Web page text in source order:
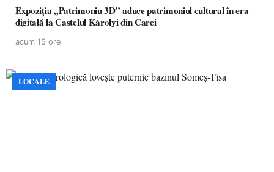
Expoziția „Patrimoniu 3D” aduce patrimoniul cultural în era
digitală la Castelul Károlyi din Carei
acum 15 ore
LOCALE